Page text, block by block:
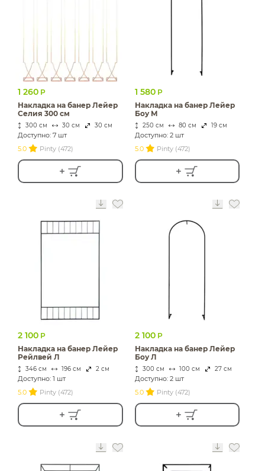
1 260 Р
Накладка на банер Лейер
Селия 300 см
300 см 30 см 30 см
Доступно: 7 шт
5.0
Pinty (472)
1 580 Р
Накладка на банер Лейер
Боу М
250 см 80 см 19 см
Доступно: 2 шт
5.0
Pinty (472)
2 100 Р
Накладка на банер Лейер
Рейлвей Л
346 см 196 см 2 см
Доступно: 1 шт
5.0
Pinty (472)
2 100 Р
Накладка на банер Лейер
Боу Л
300 см 100 см 27 см
Доступно: 2 шт
5.0
Pinty (472)